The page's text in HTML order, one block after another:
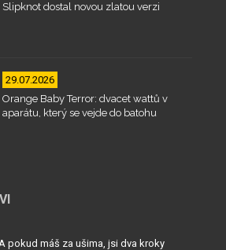
Slipknot dostal novou zlatou verzi
29.07.2026
Orange Baby Terror: dvacet wattů v
aparátu, který se vejde do batohu
pokud máš za ušima, jsi dva kroky